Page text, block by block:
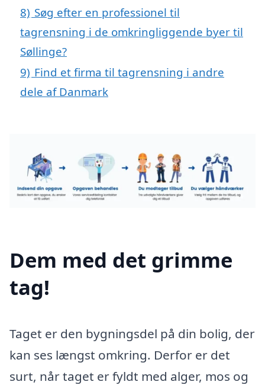
8) Søg efter en professionel til
tagrensning i de omkringliggende byer til
Søllinge?
9) Find et firma til tagrensning i andre
dele af Danmark
Dem med det grimme
tag!
Taget er den bygningsdel på din bolig, der
kan ses længst omkring. Derfor er det
surt, når taget er fyldt med alger, mos og